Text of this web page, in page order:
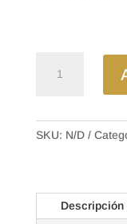
1114S
48X48.5
SKU: N/D
Descripción